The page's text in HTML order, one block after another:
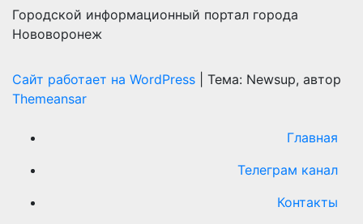
Городской информационный портал города
Нововоронеж
Сайт работает на WordPress
Тема: Newsup, автор
Themeansar
Главная
Телеграм канал
Контакты